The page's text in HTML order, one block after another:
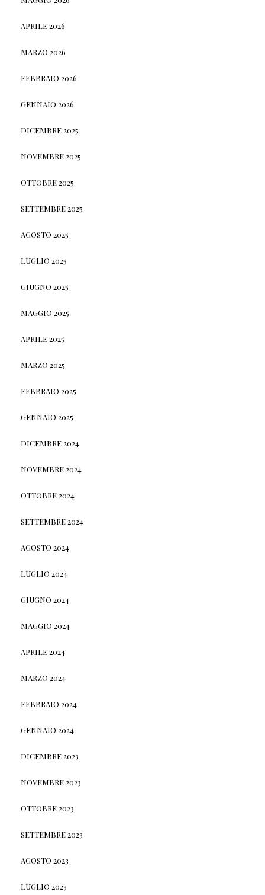
APRILE 2026
MARZO 2026
FEBBRAIO 2026
GENNAIO 2026
DICEMBRE 2025
NOVEMBRE 2025
OTTOBRE 2025
SETTEMBRE 2025
AGOSTO 2025
LUGLIO 2025
GIUGNO 2025
MAGGIO 2025
APRILE 2025
MARZO 2025
FEBBRAIO 2025
GENNAIO 2025
DICEMBRE 2024
NOVEMBRE 2024
OTTOBRE 2024
SETTEMBRE 2024
AGOSTO 2024
LUGLIO 2024
GIUGNO 2024
MAGGIO 2024
APRILE 2024
MARZO 2024
FEBBRAIO 2024
GENNAIO 2024
DICEMBRE 2023
NOVEMBRE 2023
OTTOBRE 2023
SETTEMBRE 2023
AGOSTO 2023
LUGLIO 2023